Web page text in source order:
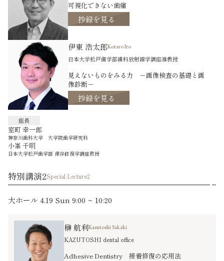
可視化できない歯痛
抄録を見る
伊東 浩太郎Kotaro Ito
日本大学松戸歯学部歯科放射線学講座准教授
見えないものをみる力 －画像検査の基礎と画
像診断－
抄録を見る
座長
室町 幸一郎
神奈川歯科大学 大学院歯学研究科
小峯 千明
日本大学松戸歯学部 保存修復学講座教授
特別講演2Special Lecture2
大ホール 4.19 Sun 9:00 ~ 10:20
榊 航利Kazutoshi Sakaki
KAZUTOSHI dental office
Adhesive Dentistry 接着修復の応用法